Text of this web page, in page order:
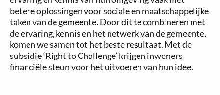
betere oplossingen voor sociale en maatschappelijke
taken van de gemeente. Door dit te combineren met
de ervaring, kennis en het netwerk van de gemeente,
komen we samen tot het beste resultaat. Met de
subsidie ‘Right to Challenge’ krijgen inwoners
financiële steun voor het uitvoeren van hun idee.